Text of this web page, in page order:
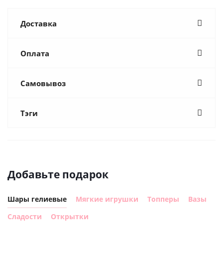
Доставка
Оплата
Самовывоз
Тэги
Добавьте подарок
Шары гелиевые Мягкие игрушки Топперы
Вазы
Сладости
Открытки